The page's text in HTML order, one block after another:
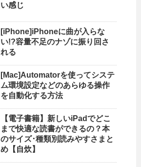
い感じ
[iPhone]iPhoneに曲が入らな
い!?容量不足のナゾに振り回さ
れる
[Mac]Automatorを使ってシステ
ム環境設定などのあらゆる操作
を自動化する方法
【電子書籍】新しいiPadでどこ
まで快適な読書ができるの？本
のサイズ･種類別読みやすさまと
め【自炊】